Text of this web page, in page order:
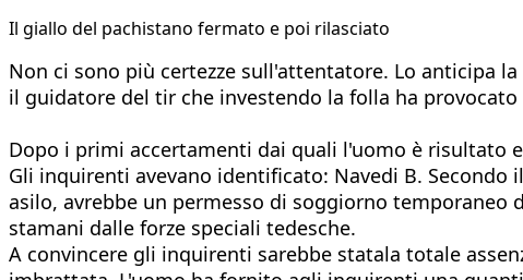
Il giallo del pachistano fermato e poi rilasciato
Non ci sono più certezze sull'attentatore. Lo anticipa
il guidatore del tir che investendo la folla ha provocato
Dopo i primi accertamenti dai quali l'uomo è risultato
Gli inquirenti avevano identificato: Navedi B. Secondo
asilo, avrebbe un permesso di soggiorno
stamani dalle forze speciali tedesche.
A convincere gli inquirenti sarebbe statala totale